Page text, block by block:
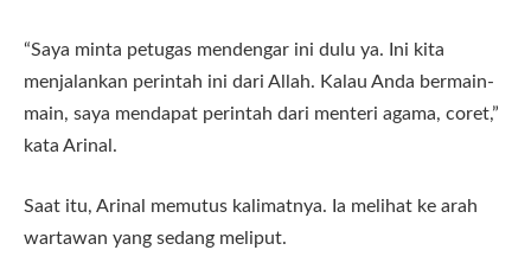
“Saya minta petugas mendengar ini dulu ya. Ini kita
menjalankan perintah ini dari Allah. Kalau Anda bermain-
main, saya mendapat perintah dari menteri agama, coret,”
kata Arinal.
Saat itu, Arinal memutus kalimatnya. Ia melihat ke arah
wartawan yang sedang meliput.